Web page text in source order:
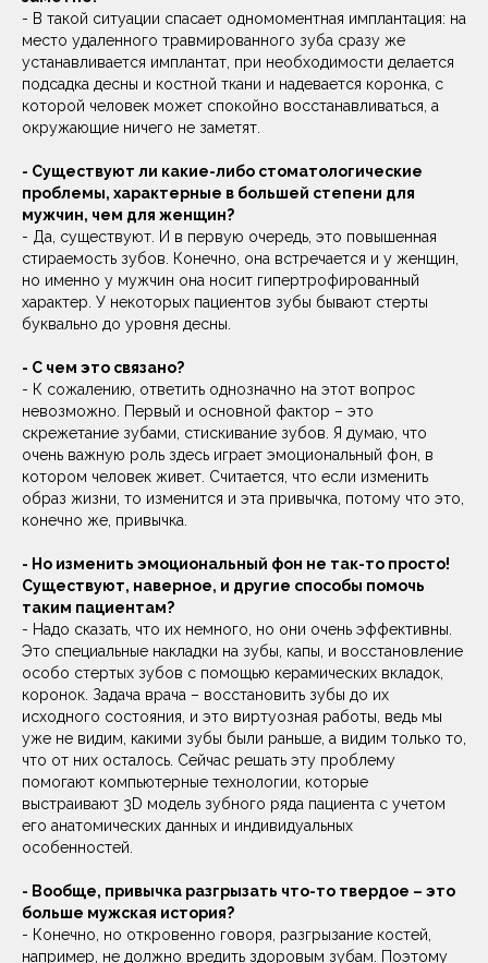
- Арам Ленсерович, правда ли, что мужчины больше
склонны откладывать визит к стоматологу, проще
говоря, больше боятся зубного врача, чем женщины?
- Да, и это имеет под собой определенную подоплеку.
общества выше, а чувствительность к боли, особенно в
детстве, у мальчиков такая же, как и у девочек. От
мальчиков ждут выдержки - ты должен, ты герой. И,
конечно, это накладывает отпечаток. В моей практике
мужчины, если уж они боятся стоматолога, то боятся
всерьез. Откладывают лечение, насколько это возможно и
очень сильно запускают ситуацию. Особенно это касается
старшего поколения. Для молодых мужчин это не так
с обезболиванием. На их памяти нет этих страшных
бормашин, и опыт в целом гораздо более позитивный.
- По вашему опыту, мужчины чаще, чем женщины,
сталкиваются с потерей зубов из-за травмы?
- Вы знаете, ровным счетом наоборот! В основном, как это
ни печально, именно женщины приходят к нам с выбитыми
или потерянными зубами. Поскользнулась в ванной, упала
- ребенок, сидя на руках у мамы, может резко мотнуть
головой и выбить ей зубы. А мужчины – сейчас среди
наших пациентов не найдешь такого, кто потерял бы зубы в
драке.
- Насколько быстро можно решить проблему потери
зуба, особенно если это передний зуб, что очень
заметно?
- В такой ситуации спасает одномоментная имплантация: на
место удаленного травмированного зуба сразу же
устанавливается имплантат, при необходимости делается
подсадка десны и костной ткани и надевается коронка, с
которой человек может спокойно восстанавливаться, а
окружающие ничего не заметят.
- Существуют ли какие-либо стоматологические
проблемы, характерные в большей степени для
мужчин, чем для женщин?
- Да, существуют. И в первую очередь, это повышенная